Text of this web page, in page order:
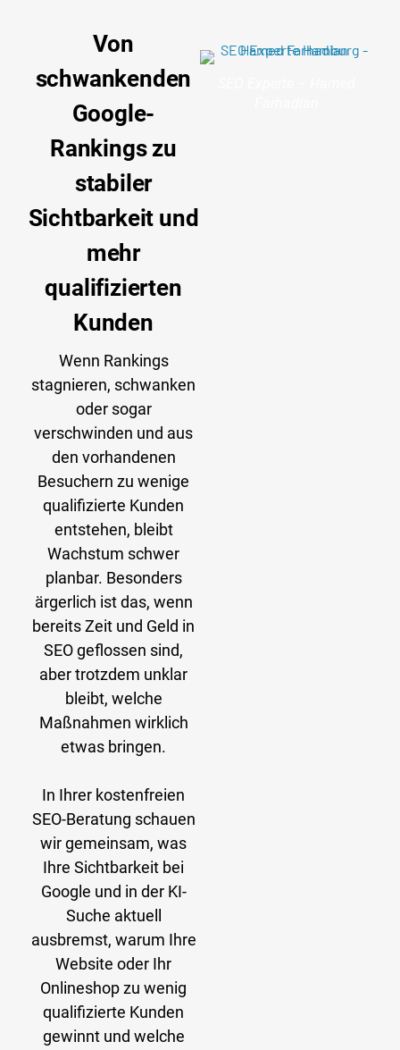
Von
schwankenden
Google-
Rankings zu
stabiler
Sichtbarkeit und
mehr
qualifizierten
Kunden
Wenn Rankings
stagnieren, schwanken
oder sogar
verschwinden und aus
den vorhandenen
Besuchern zu wenige
qualifizierte Kunden
entstehen, bleibt
Wachstum schwer
planbar. Besonders
ärgerlich ist das, wenn
bereits Zeit und Geld in
SEO geflossen sind,
aber trotzdem unklar
bleibt, welche
Maßnahmen wirklich
etwas bringen.
In Ihrer kostenfreien
SEO-Beratung schauen
wir gemeinsam, was
Ihre Sichtbarkeit bei
Google und in der KI-
Suche aktuell
ausbremst, warum Ihre
Website oder Ihr
Onlineshop zu wenig
qualifizierte Kunden
gewinnt und welche